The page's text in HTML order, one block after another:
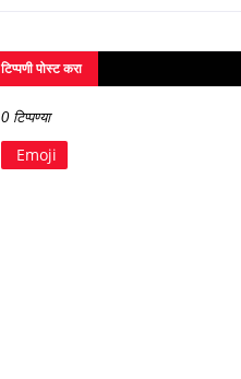
टिप्पणी पोस्ट करा
0 टिप्पण्या
Emoji